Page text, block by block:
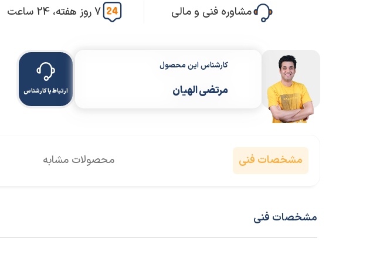
مشاوره فنی و مالی 7 روز هفته، 24 ساعت
کارشناس این محصول
مرتضی الهیان ارتباط با کارشناس
مشخصات فنی محصولات مشابه
مشخصات فنی